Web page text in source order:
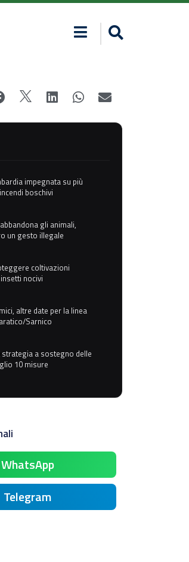
impegnata su più
boschivi
gli animali,
un gesto illegale
coltivazioni
nocivi
altre date per la linea
Sarnico
a sostegno delle
10 misure
WhatsApp
Telegram